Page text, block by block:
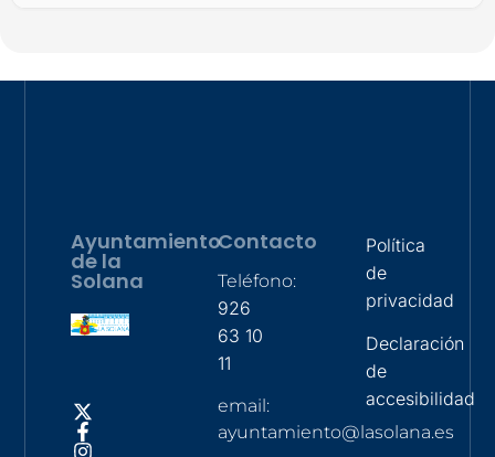
Ayuntamiento
de la
Solana
Contacto
Teléfono:
926
63 10
11
email:
ayuntamiento@lasolana.es
Política
de
privacidad
Declaración
de
accesibilidad